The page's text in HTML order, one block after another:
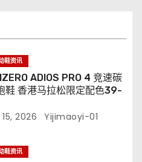
鞋资讯
ADIOS PRO 4 竞速碳
鞋 香港马拉松限定配色39-
2026 Yijimaoyi-01
鞋资讯